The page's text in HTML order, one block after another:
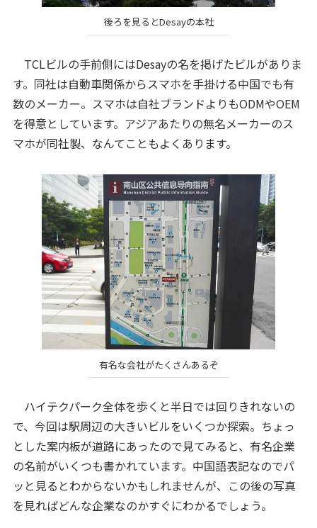
後ろを見るとDesayの本社
TCLビルの手前側にはDesayの名を掲げたビルがありま
す。同社は自動車関係からスマホを手掛ける中国でも有
数のメーカー。スマホは自社ブランドよりもODMやOEM
を得意としています。アジアあたりの無名メーカーのス
マホが同社製、なんてこともよくあります。
有名な会社がたくさんあるぞ
ハイテクパーク全体を歩くと半日では回りきれないの
で、今回は駅周辺の大きいビルをいくつか探索。ちょっ
とした案内板が道路にあったので見てみると、有名企業
の名前がいくつも書かれています。中国語表記なのでパ
ッと見るとわからないかもしれませんが、この後の写真
を見ればどんな企業なのかすぐにわかるでしょう。